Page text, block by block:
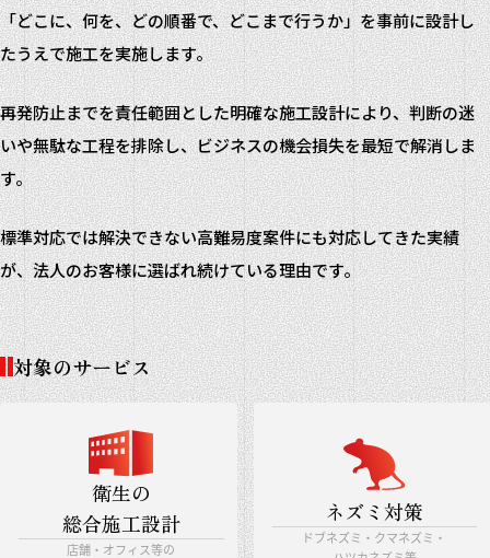
「どこに、何を、どの順番で、どこまで行うか」を事前に設計し
たうえで施工を実施します。
再発防止までを責任範囲とした明確な施工設計により、判断の迷
いや無駄な工程を排除し、ビジネスの機会損失を最短で解消しま
す。
標準対応では解決できない高難易度案件にも対応してきた実績
が、法人のお客様に選ばれ続けている理由です。
対象のサービス
衛生の
総合施工設計
店舗・オフィス等の
ネズミ対策
ドブネズミ・クマネズミ・